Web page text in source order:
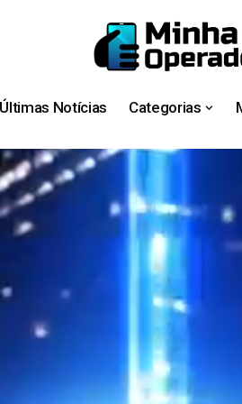
Últimas Notícias Categorias